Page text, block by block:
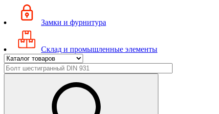
Замки и фурнитура
Склад и промышленные элементы